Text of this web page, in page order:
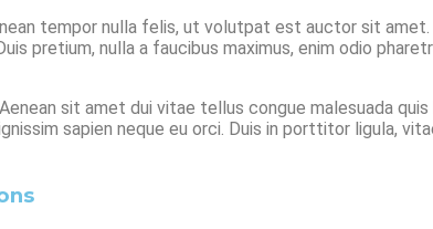
tempor nulla felis, ut volutpat est auctor sit
pretium, nulla a faucibus maximus, enim odio
sit amet dui vitae tellus congue malesuada quis
sapien neque eu orci. Duis in porttitor ligula,